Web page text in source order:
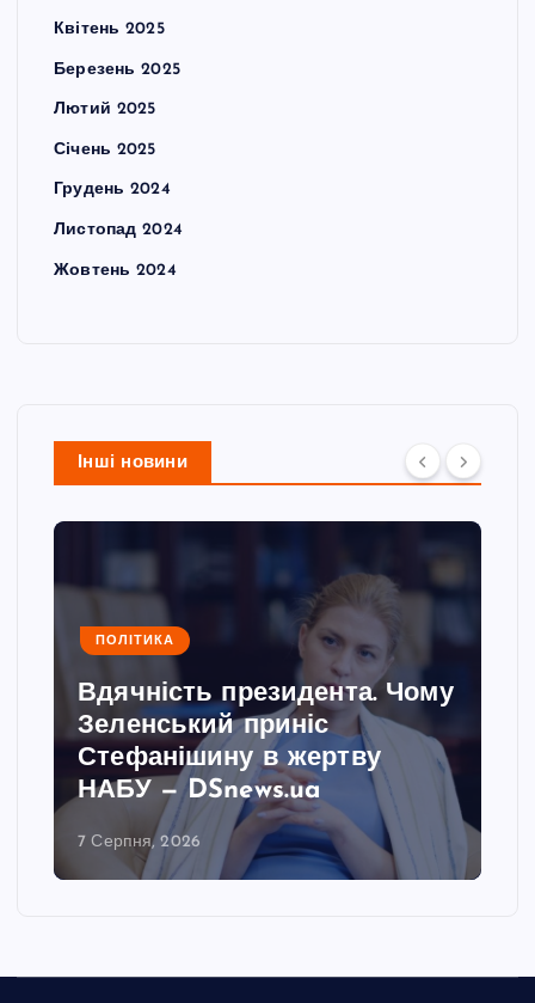
Квітень 2025
Березень 2025
Лютий 2025
Січень 2025
Грудень 2024
Листопад 2024
Жовтень 2024
Інші новини
ПОЛІТИКА
Вдячність президента. Чому
Зеленський приніс
Стефанішину в жертву
НАБУ — DSnews.ua
7 Серпня, 2026